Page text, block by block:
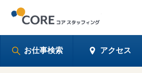
株式会
アクセス
お仕事検索